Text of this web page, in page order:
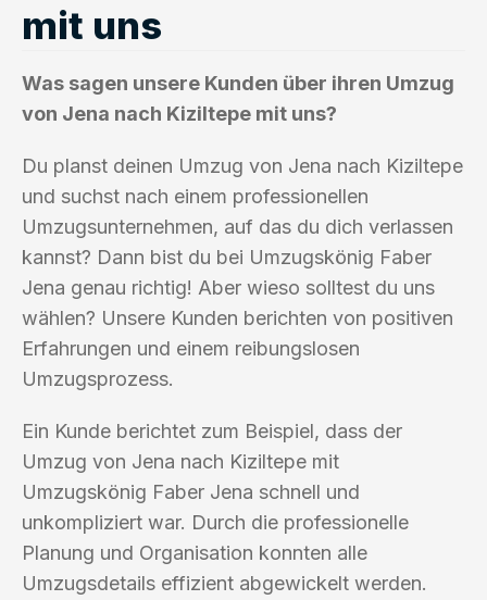
mit uns
Was sagen unsere Kunden über ihren Umzug
von Jena nach Kiziltepe mit uns?
Du planst deinen Umzug von Jena nach Kiziltepe
und suchst nach einem professionellen
Umzugsunternehmen, auf das du dich verlassen
kannst? Dann bist du bei Umzugskönig Faber
Jena genau richtig! Aber wieso solltest du uns
wählen? Unsere Kunden berichten von positiven
Erfahrungen und einem reibungslosen
Umzugsprozess.
Ein Kunde berichtet zum Beispiel, dass der
Umzug von Jena nach Kiziltepe mit
Umzugskönig Faber Jena schnell und
unkompliziert war. Durch die professionelle
Planung und Organisation konnten alle
Umzugsdetails effizient abgewickelt werden.